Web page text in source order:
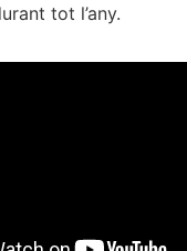
tot l’any.